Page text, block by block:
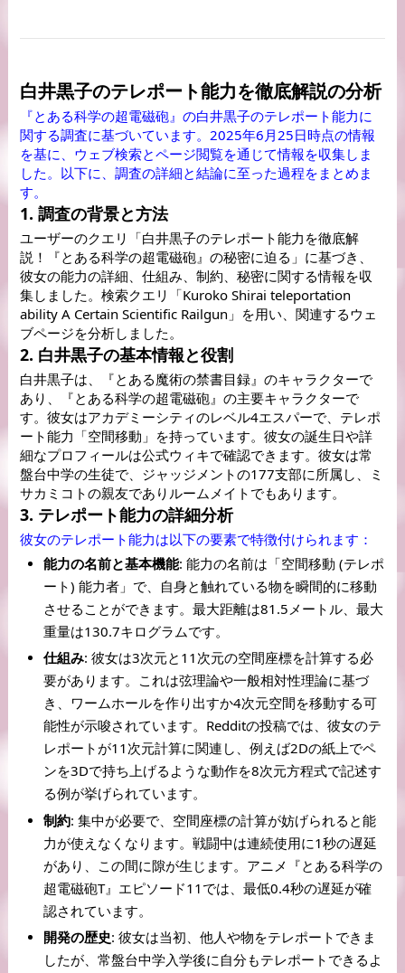
白井黒子のテレポート能力を徹底解説の分析
『とある科学の超電磁砲』の白井黒子のテレポート能力に
関する調査に基づいています。2025年6月25日時点の情報
を基に、ウェブ検索とページ閲覧を通じて情報を収集しま
した。以下に、調査の詳細と結論に至った過程をまとめま
す。
1. 調査の背景と方法
ユーザーのクエリ「白井黒子のテレポート能力を徹底解
説！『とある科学の超電磁砲』の秘密に迫る」に基づき、
彼女の能力の詳細、仕組み、制約、秘密に関する情報を収
集しました。検索クエリ「Kuroko Shirai teleportation
ability A Certain Scientific Railgun」を用い、関連するウェ
ブページを分析しました。
2. 白井黒子の基本情報と役割
白井黒子は、『とある魔術の禁書目録』のキャラクターで
あり、『とある科学の超電磁砲』の主要キャラクターで
す。彼女はアカデミーシティのレベル4エスパーで、テレポ
ート能力「空間移動」を持っています。彼女の誕生日や詳
細なプロフィールは公式ウィキで確認できます。彼女は常
盤台中学の生徒で、ジャッジメントの177支部に所属し、ミ
サカミコトの親友でありルームメイトでもあります。
3. テレポート能力の詳細分析
彼女のテレポート能力は以下の要素で特徴付けられます：
能力の名前と基本機能: 能力の名前は「空間移動 (テレポ
ート) 能力者」で、自身と触れている物を瞬間的に移動
させることができます。最大距離は81.5メートル、最大
重量は130.7キログラムです。
仕組み: 彼女は3次元と11次元の空間座標を計算する必
要があります。これは弦理論や一般相対性理論に基づ
き、ワームホールを作り出すか4次元空間を移動する可
能性が示唆されています。Redditの投稿では、彼女のテ
レポートが11次元計算に関連し、例えば2Dの紙上でペ
ンを3Dで持ち上げるような動作を8次元方程式で記述す
る例が挙げられています。
制約: 集中が必要で、空間座標の計算が妨げられると能
力が使えなくなります。戦闘中は連続使用に1秒の遅延
があり、この間に隙が生じます。アニメ『とある科学の
超電磁砲T』エピソード11では、最低0.4秒の遅延が確
認されています。
開発の歴史: 彼女は当初、他人や物をテレポートできま
したが、常盤台中学入学後に自分もテレポートできるよ